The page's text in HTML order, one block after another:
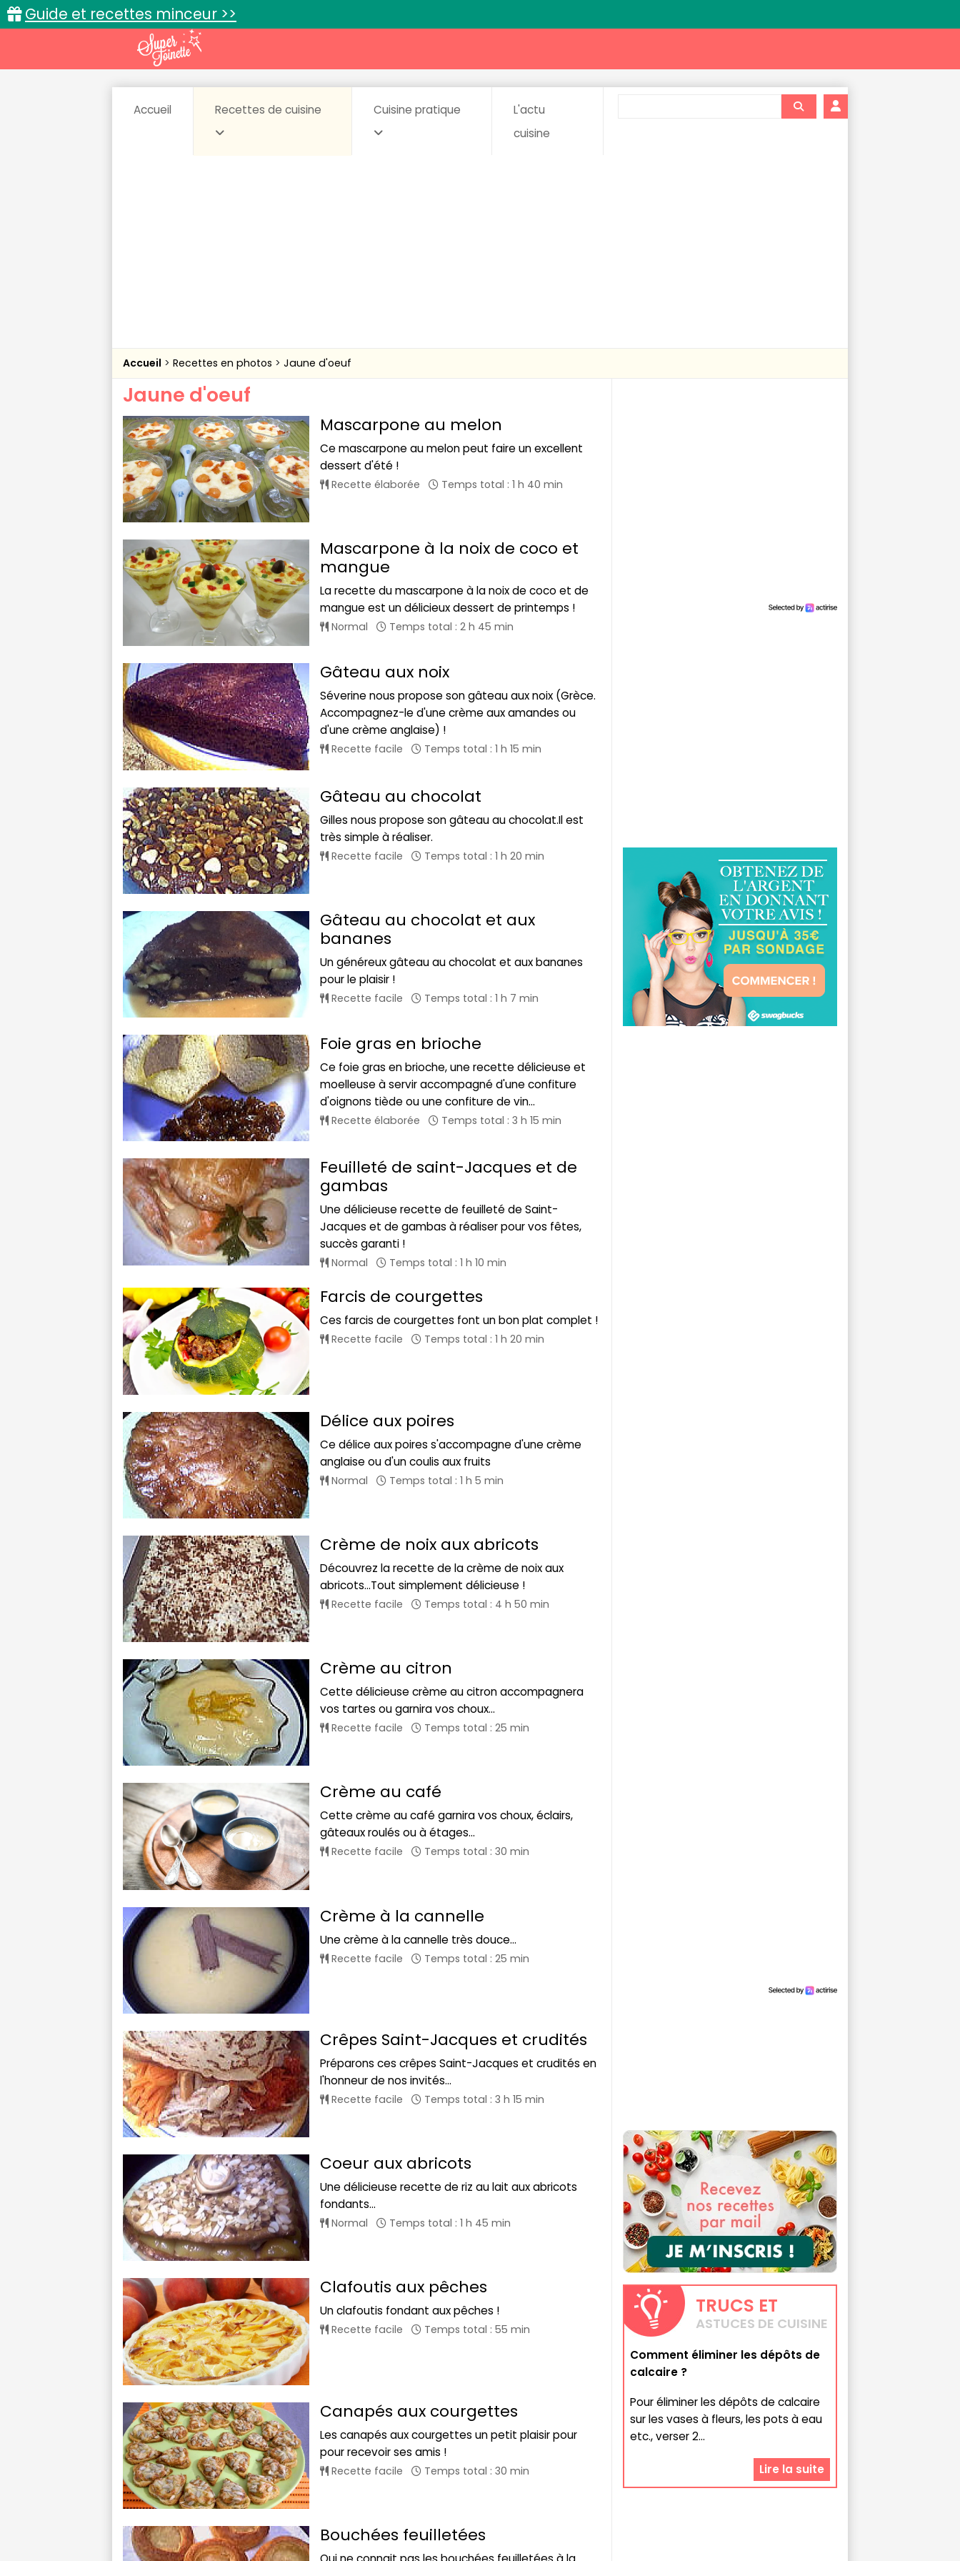
Guide et recettes minceur >>
Accueil Recettes de cuisine Cuisine pratique
L'actu
cuisine
Accueil Recettes en photos Jaune d'oeuf
Jaune d'oeuf
Mascarpone au melon
Ce mascarpone au melon peut faire un excellent
dessert d'été !
Recette élaborée Temps total : 1 h 40 min
Mascarpone à la noix de coco et
mangue
La recette du mascarpone à la noix de coco et de
mangue est un délicieux dessert de printemps !
Normal Temps total : 2 h 45 min
Gâteau aux noix
Séverine nous propose son gâteau aux noix (Grèce.
Accompagnez-le d'une crème aux amandes ou
d'une crème anglaise) !
Recette facile Temps total : 1 h 15 min
Gâteau au chocolat
Gilles nous propose son gâteau au chocolat.Il est
très simple à réaliser.
Recette facile Temps total : 1 h 20 min
Gâteau au chocolat et aux
bananes
Un généreux gâteau au chocolat et aux bananes
pour le plaisir !
Recette facile Temps total : 1 h 7 min
Foie gras en brioche
Ce foie gras en brioche, une recette délicieuse et
moelleuse à servir accompagné d'une confiture
d'oignons tiède ou une confiture de vin...
Recette élaborée Temps total : 3 h 15 min
Feuilleté de saint-Jacques et de
gambas
Une délicieuse recette de feuilleté de Saint-
Jacques et de gambas à réaliser pour vos fêtes,
succès garanti !
Normal Temps total : 1 h 10 min
Farcis de courgettes
Ces farcis de courgettes font un bon plat complet !
Recette facile Temps total : 1 h 20 min
Délice aux poires
Ce délice aux poires s'accompagne d'une crème
anglaise ou d'un coulis aux fruits
Normal Temps total : 1 h 5 min
Crème de noix aux abricots
Découvrez la recette de la crème de noix aux
abricots...Tout simplement délicieuse !
Recette facile Temps total : 4 h 50 min
Crème au citron
Cette délicieuse crème au citron accompagnera
vos tartes ou garnira vos choux...
Recette facile Temps total : 25 min
Crème au café
Cette crème au café garnira vos choux, éclairs,
gâteaux roulés ou à étages...
Recette facile Temps total : 30 min
Crème à la cannelle
Une crème à la cannelle très douce...
Recette facile Temps total : 25 min
Crêpes Saint-Jacques et crudités
Préparons ces crêpes Saint-Jacques et crudités en
l'honneur de nos invités...
Recette facile Temps total : 3 h 15 min
Coeur aux abricots
Une délicieuse recette de riz au lait aux abricots
fondants...
Normal Temps total : 1 h 45 min
Clafoutis aux pêches
Un clafoutis fondant aux pêches !
Recette facile Temps total : 55 min
Canapés aux courgettes
Les canapés aux courgettes un petit plaisir pour
pour recevoir ses amis !
Recette facile Temps total : 30 min
Bouchées feuilletées
TRUCS ET
ASTUCES DE CUISINE
Comment éliminer les dépôts de
calcaire ?
Pour éliminer les dépôts de calcaire
sur les vases à fleurs, les pots à eau
etc., verser 2...
Lire la suite